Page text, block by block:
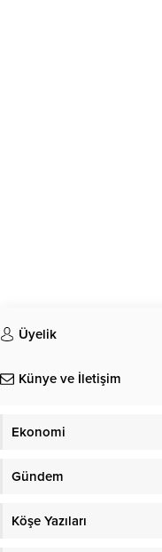
Üyelik
Künye ve İletişim
Ekonomi
Gündem
Köşe Yazıları